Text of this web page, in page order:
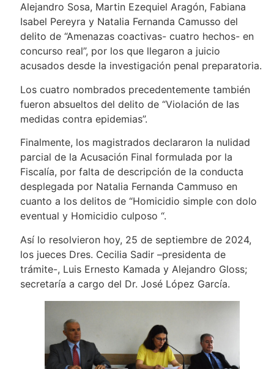
Alejandro Sosa, Martin Ezequiel Aragón, Fabiana
Isabel Pereyra y Natalia Fernanda Camusso del
delito de “Amenazas coactivas- cuatro hechos- en
concurso real”, por los que llegaron a juicio
acusados desde la investigación penal preparatoria.
Los cuatro nombrados precedentemente también
fueron absueltos del delito de “Violación de las
medidas contra epidemias”.
Finalmente, los magistrados declararon la nulidad
parcial de la Acusación Final formulada por la
Fiscalía, por falta de descripción de la conducta
desplegada por Natalia Fernanda Cammuso en
cuanto a los delitos de “Homicidio simple con dolo
eventual y Homicidio culposo “.
Así lo resolvieron hoy, 25 de septiembre de 2024,
los jueces Dres. Cecilia Sadir –presidenta de
trámite-, Luis Ernesto Kamada y Alejandro Gloss;
secretaría a cargo del Dr. José López García.